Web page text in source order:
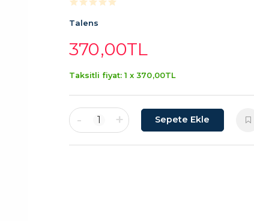
Talens
370,00TL
Taksitli fiyat: 1 x 370,00TL
- 1 + Sepete Ekle